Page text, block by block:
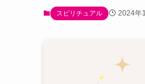
スピリチュアル 2024年